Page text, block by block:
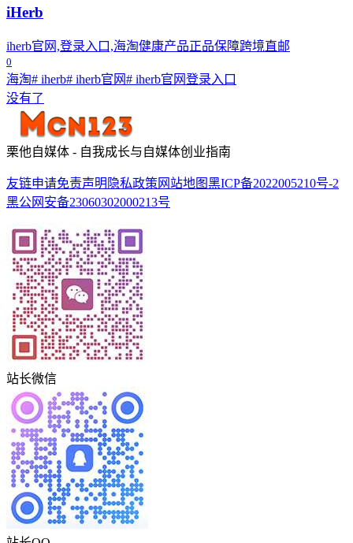
iHerb
iherb官网,登录入口,海淘健康产品正品保障跨境直邮
0
海淘# iherb# iherb官网# iherb官网登录入口
没有了
栗他自媒体 - 自我成长与自媒体创业指南
友链申请免责声明 隐私政策 网站地图黑ICP备2022005210号-2
黑公网安备23060302000213号
站长微信